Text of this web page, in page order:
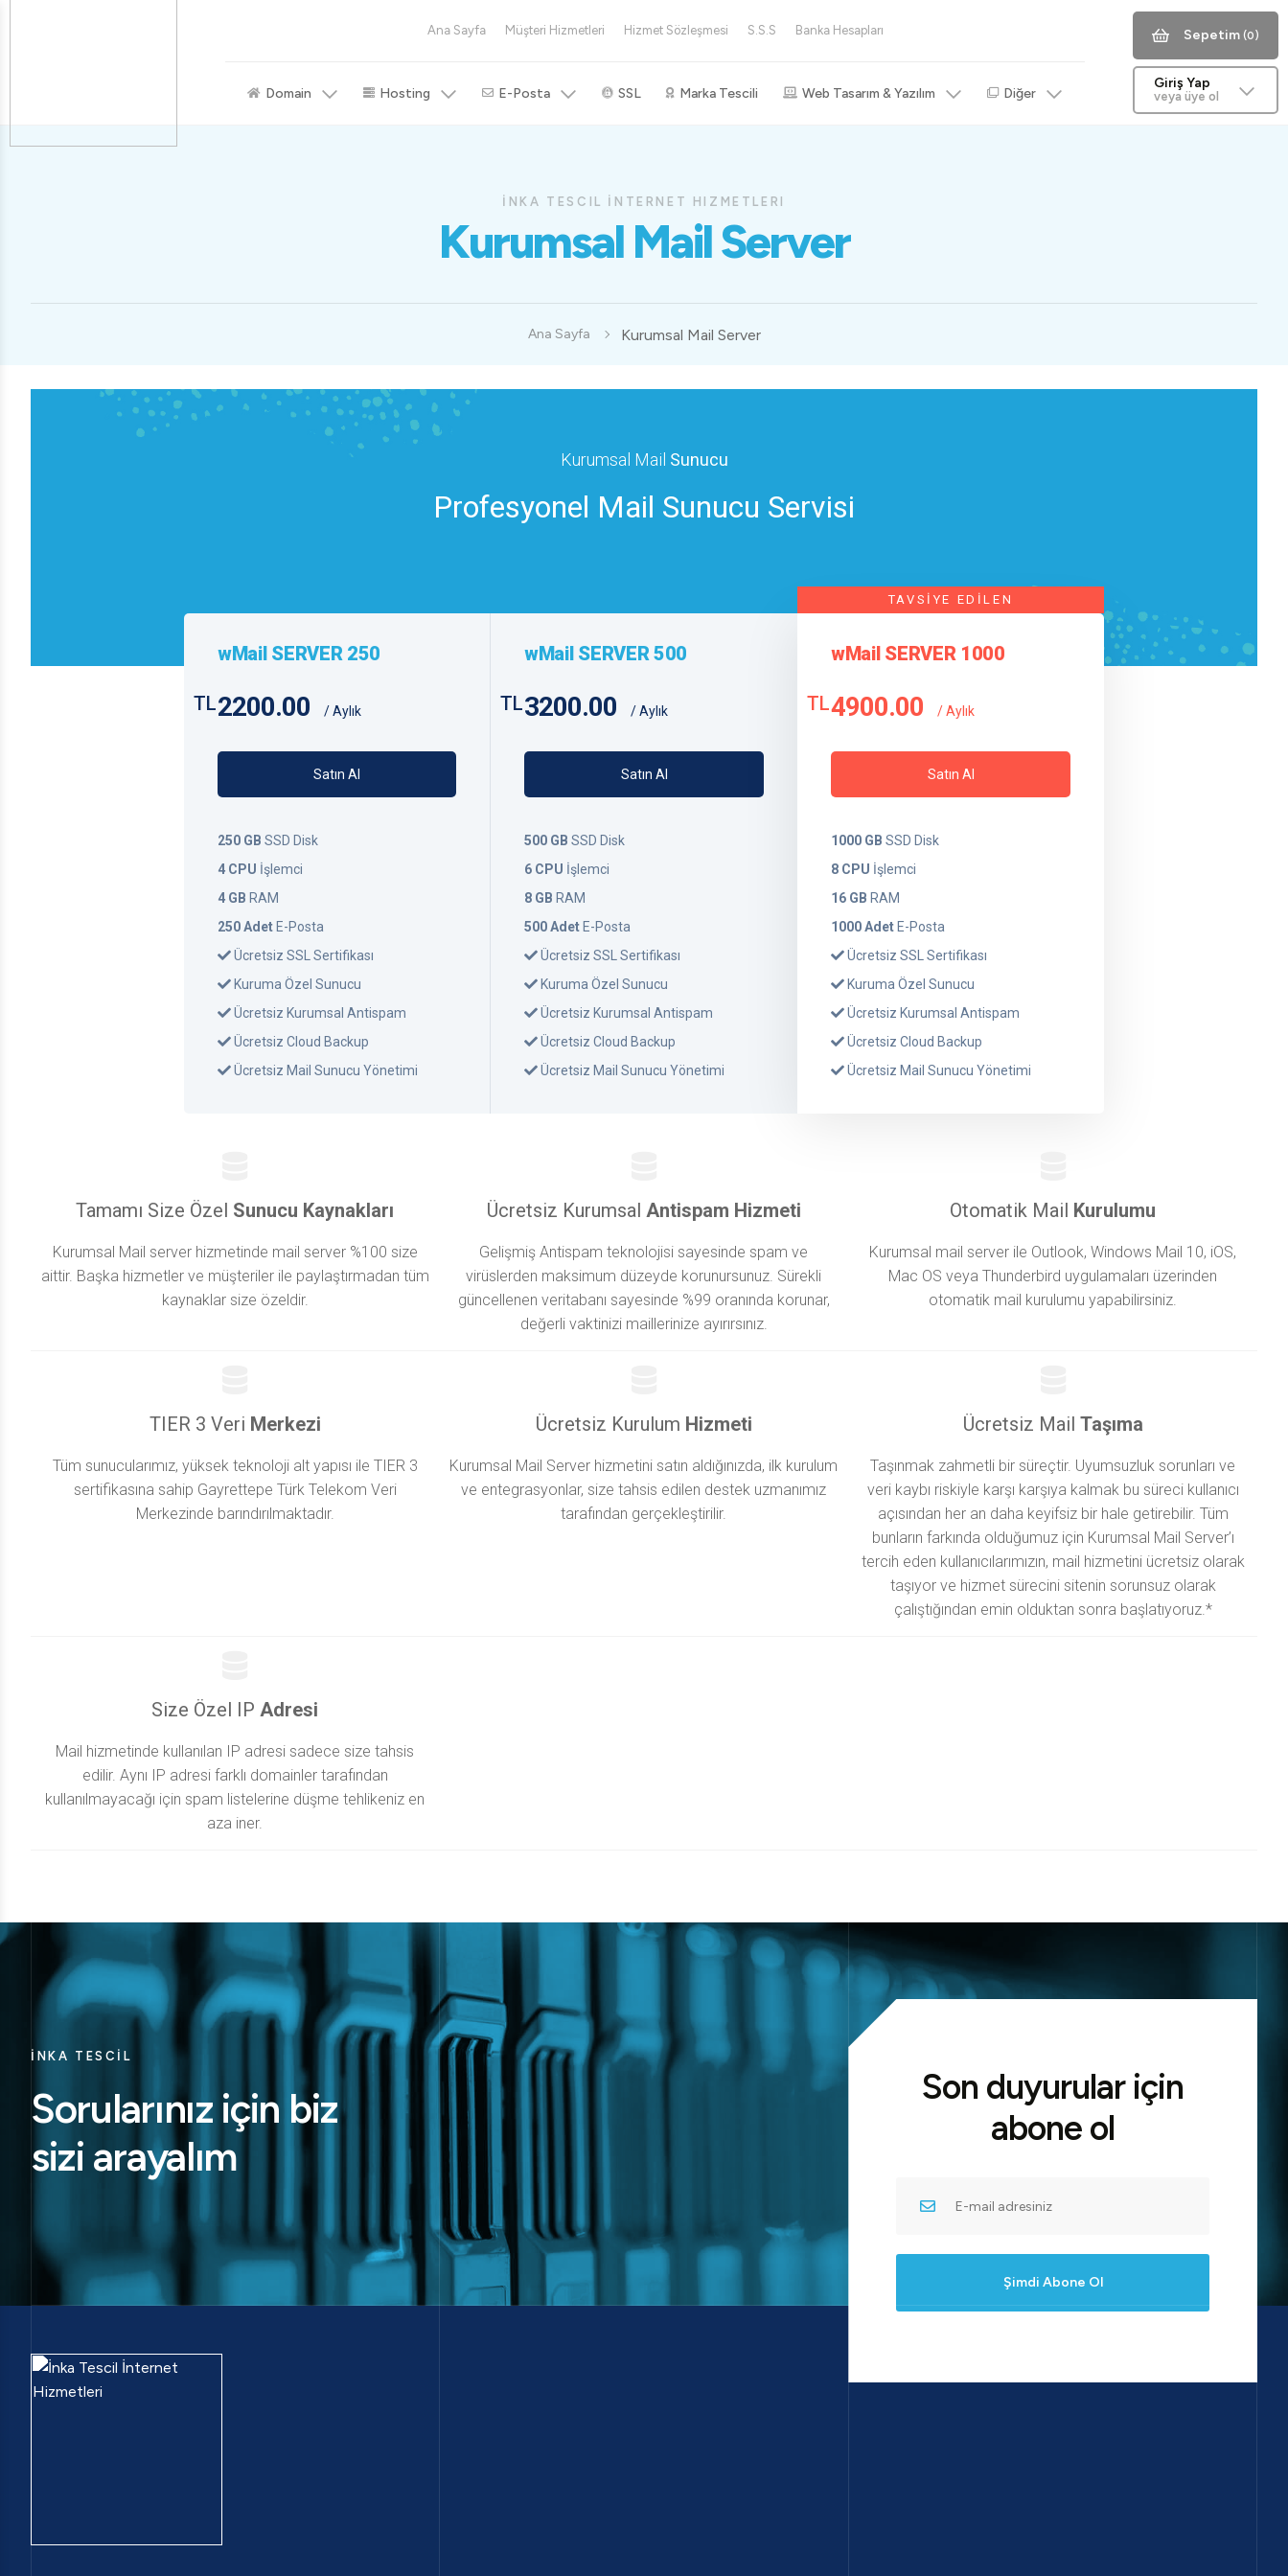
Ana Sayfa Müşteri Hizmetleri Hizmet Sözleşmesi S.S.S Banka Hesapları
Domain Hosting E-Posta SSL Marka Tescili Web Tasarım & Yazılım Diğer
Giriş Yap
veya üye ol
Sepetim (0)
İNKA TESCIL İNTERNET HIZMETLERI
Kurumsal Mail Server
Ana Sayfa Kurumsal Mail Server
Kurumsal Mail Sunucu
Profesyonel Mail Sunucu Servisi
wMail SERVER 250
TL2200.00 / Aylık
Satın Al
250 GB SSD Disk
4 CPU İşlemci
4 GB RAM
250 Adet E-Posta
Ücretsiz SSL Sertifikası
Kuruma Özel Sunucu
Ücretsiz Kurumsal Antispam
Ücretsiz Cloud Backup
Ücretsiz Mail Sunucu Yönetimi
wMail SERVER 500
TL3200.00 / Aylık
Satın Al
500 GB SSD Disk
6 CPU İşlemci
8 GB RAM
500 Adet E-Posta
Ücretsiz SSL Sertifikası
Kuruma Özel Sunucu
Ücretsiz Kurumsal Antispam
Ücretsiz Cloud Backup
Ücretsiz Mail Sunucu Yönetimi
wMail SERVER 1000
TL4900.00 / Aylık
Satın Al
1000 GB SSD Disk
8 CPU İşlemci
16 GB RAM
1000 Adet E-Posta
Ücretsiz SSL Sertifikası
Kuruma Özel Sunucu
Ücretsiz Kurumsal Antispam
Ücretsiz Cloud Backup
Ücretsiz Mail Sunucu Yönetimi
Tamamı Size Özel Sunucu Kaynakları
Kurumsal Mail server hizmetinde mail server %100 size
aittir. Başka hizmetler ve müşteriler ile paylaştırmadan tüm
kaynaklar size özeldir.
Ücretsiz Kurumsal Antispam Hizmeti
Gelişmiş Antispam teknolojisi sayesinde spam ve
virüslerden maksimum düzeyde korunursunuz. Sürekli
güncellenen veritabanı sayesinde %99 oranında korunar,
değerli vaktinizi maillerinize ayırırsınız.
Otomatik Mail Kurulumu
Kurumsal mail server ile Outlook, Windows Mail 10, iOS,
Mac OS veya Thunderbird uygulamaları üzerinden
otomatik mail kurulumu yapabilirsiniz.
TIER 3 Veri Merkezi
Tüm sunucularımız, yüksek teknoloji alt yapısı ile TIER 3
sertifikasına sahip Gayrettepe Türk Telekom Veri
Merkezinde barındırılmaktadır.
Ücretsiz Kurulum Hizmeti
Kurumsal Mail Server hizmetini satın aldığınızda, ilk kurulum
ve entegrasyonlar, size tahsis edilen destek uzmanımız
tarafından gerçekleştirilir.
Ücretsiz Mail Taşıma
Taşınmak zahmetli bir süreçtir. Uyumsuzluk sorunları ve
veri kaybı riskiyle karşı karşıya kalmak bu süreci kullanıcı
açısından her an daha keyifsiz bir hale getirebilir. Tüm
bunların farkında olduğumuz için Kurumsal Mail Server’ı
tercih eden kullanıcılarımızın, mail hizmetini ücretsiz olarak
taşıyor ve hizmet sürecini sitenin sorunsuz olarak
çalıştığından emin olduktan sonra başlatıyoruz.*
Size Özel IPAdresi
Mail hizmetinde kullanılan IP adresi sadece size tahsis
edilir. Aynı IP adresi farklı domainler tarafından
kullanılmayacağı için spam listelerine düşme tehlikeniz en
aza iner.
İNKA TESCİL
Sorularınız için biz
sizi arayalım
Son duyurular için
abone ol